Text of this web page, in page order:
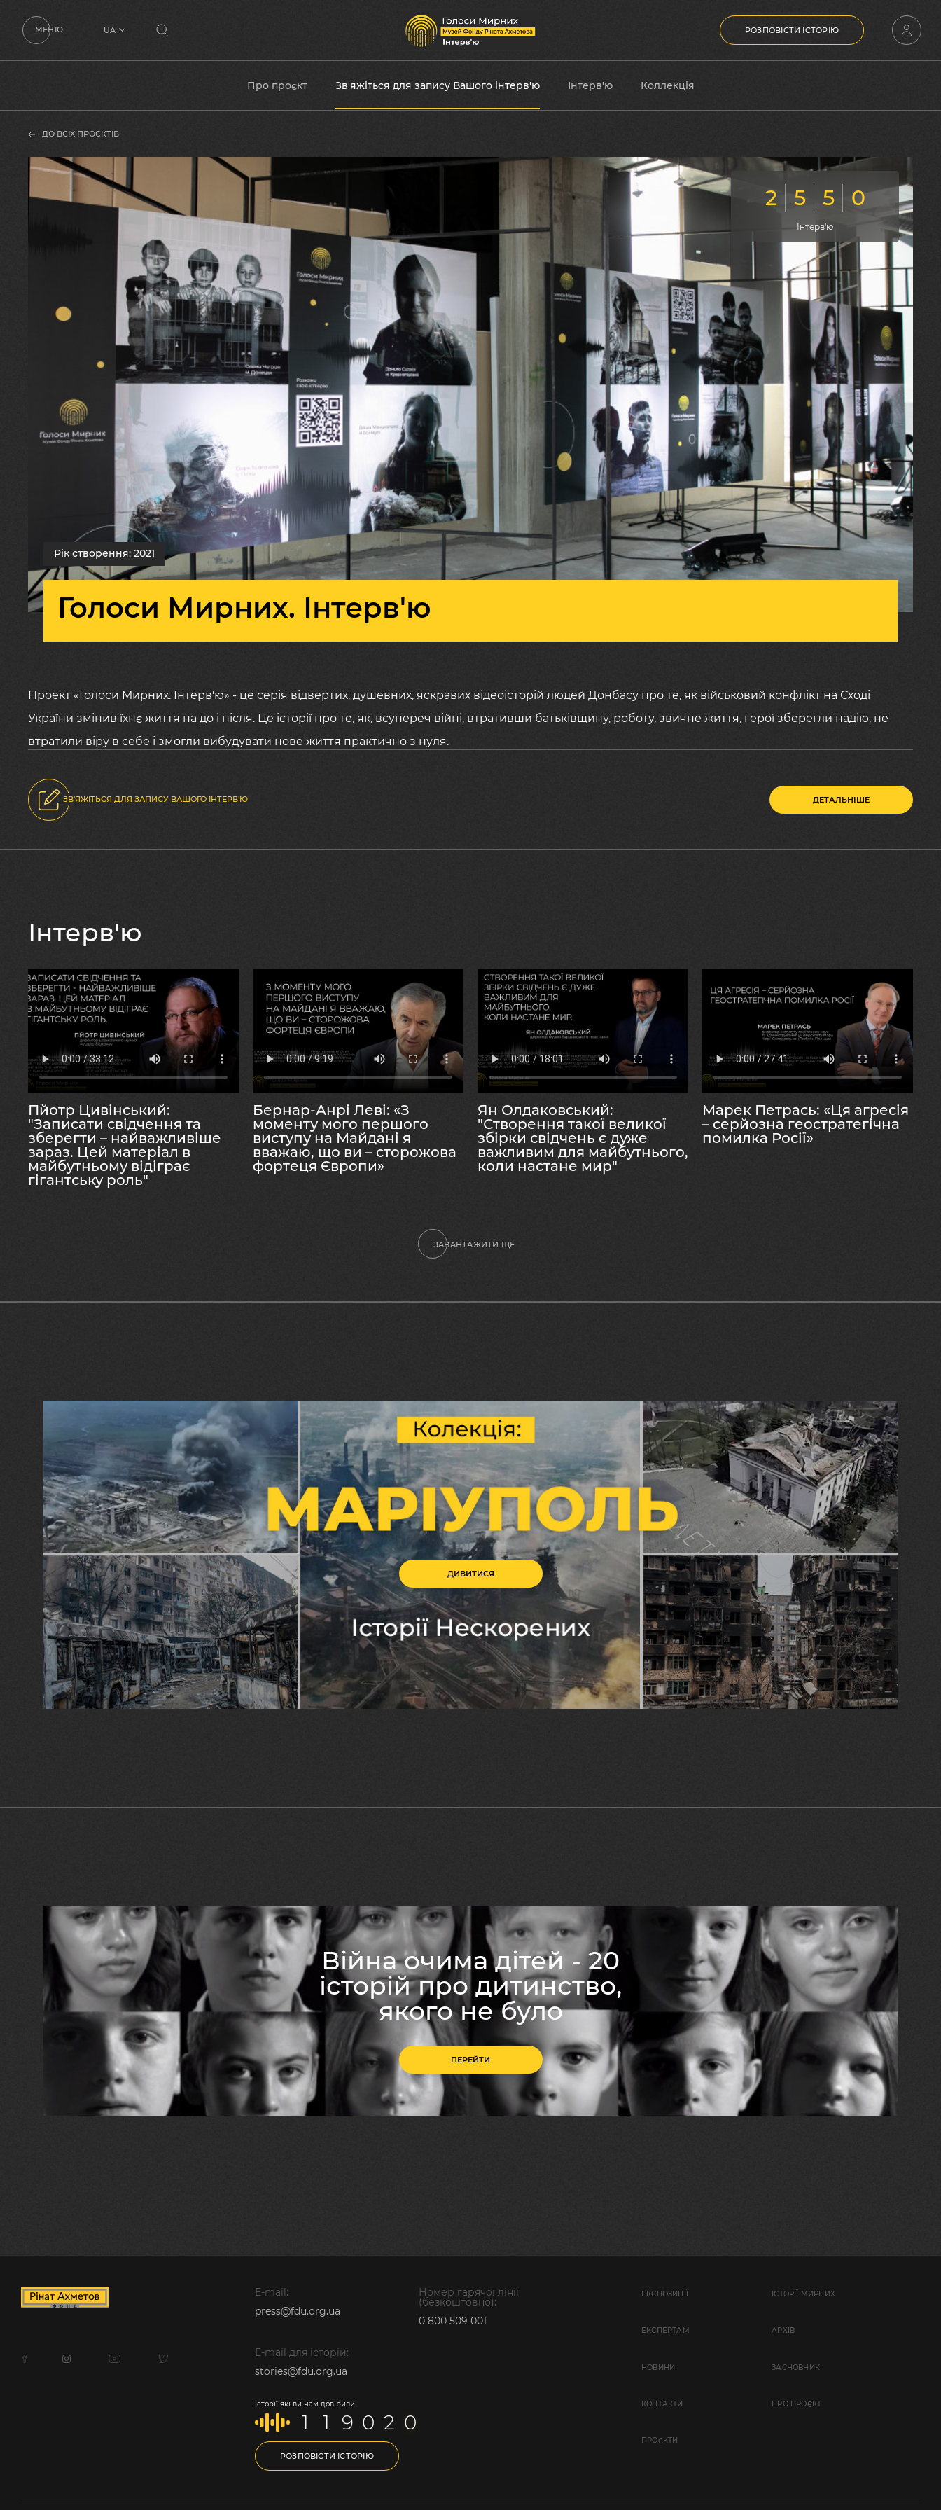
МЕНЮ
UA
EN
РОЗПОВІСТИ ІСТОРІЮ
Про проєкт Зв'яжіться для запису Вашого інтерв'ю Інтерв'ю Коллекція
ДО ВСІХ ПРОЄКТІВ
2 5 5 0
інтерв'ю
Рік створення: 2021
Голоси Мирних. Інтерв'ю
Проект «Голоси Мирних. Інтерв'ю» - це серія відвертих, душевних, яскравих відеоісторій людей Донбасу про те, як військовий конфлікт на Сході
України змінив їхнє життя на до і після. Це історії про те, як, всупереч війні, втративши батьківщину, роботу, звичне життя, герої зберегли надію, не
втратили віру в себе і змогли вибудувати нове життя практично з нуля.
Усі ми – люди – мислимо, мріємо, сподіваємося і просто думаємо завдяки нашому внутрішньому голосу. Все наше осмислення відбувається через
голос, чи то голос наших думок, голос нашого серця або наше усне мовлення. Без «голосу» історії порожні.
Музей «Голоси мирних» – це джерело правдивих історій мирних Донбасу, які вони
розказали власними голосами.
ЗВ'ЯЖІТЬСЯ ДЛЯ ЗАПИСУ ВАШОГО ІНТЕРВ'Ю ДЕТАЛЬНІШЕ
Інтерв'ю
Пйотр Цивінський:
"Записати свідчення та
зберегти – найважливіше
зараз. Цей матеріал в
майбутньому відіграє
гігантську роль"
Бернар-Анрі Леві: «З
моменту мого першого
виступу на Майдані я
вважаю, що ви – сторожова
фортеця Європи»
Ян Олдаковський:
"Створення такої великої
збірки свідчень є дуже
важливим для майбутнього,
коли настане мир"
Марек Петрась: «Ця агресія
– серйозна геостратегічна
помилка Росії»
ЗАВАНТАЖИТИ ЩЕ
ДИВИТИСЯ
Війна очима дітей - 20
історій про дитинство,
якого не було
ПЕРЕЙТИ
E-mail:
press@fdu.org.ua
Номер гарячої лінії
(безкоштовно):
0 800 509 001
E-mail для історій:
stories@fdu.org.ua
Історії які ви нам довірили
1 1 9 0 2 0
РОЗПОВІСТИ ІСТОРІЮ
ЕКСПОЗИЦІЇ ІСТОРІЇ МИРНИХ
EКСПЕРТАМ АРХІВ
НОВИНИ ЗАСНОВНИК
КОНТАКТИ ПРО ПРОЄКТ
ПРОЄКТИ